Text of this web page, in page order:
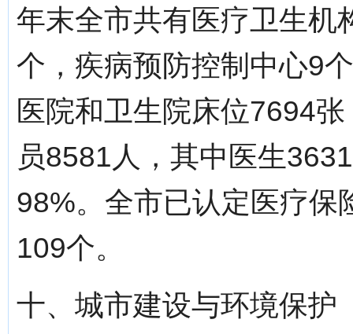
年末全市共有医疗卫生机
个，疾病预防控制中心9
医院和卫生院床位7694
员8581人，其中医生
98%。全市已认定医疗保
109个。
十、城市建设与环境保护